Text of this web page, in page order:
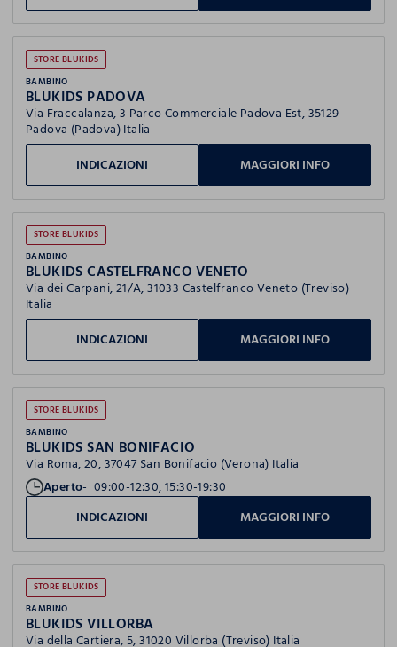
STORE BLUKIDS
BAMBINO
BLUKIDS PADOVA
Via Fraccalanza, 3 Parco Commerciale Padova Est, 35129
Padova (Padova) Italia
INDICAZIONI
MAGGIORI INFO
STORE BLUKIDS
BAMBINO
BLUKIDS CASTELFRANCO VENETO
Via dei Carpani, 21/A, 31033 Castelfranco Veneto (Treviso)
Italia
INDICAZIONI
MAGGIORI INFO
STORE BLUKIDS
BAMBINO
BLUKIDS SAN BONIFACIO
Via Roma, 20, 37047 San Bonifacio (Verona) Italia
Aperto 09:00-12:30, 15:30-19:30
INDICAZIONI
MAGGIORI INFO
STORE BLUKIDS
BAMBINO
BLUKIDS VILLORBA
Via della Cartiera, 5, 31020 Villorba (Treviso) Italia